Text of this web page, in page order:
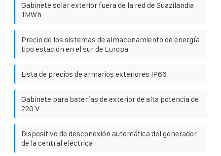
Gabinete solar exterior fuera de la red de Suazilandia
1MWh
Precio de los sistemas de almacenamiento de energía
tipo estación en el sur de Europa
Lista de precios de armarios exteriores IP66
Gabinete para baterías de exterior de alta potencia de
220 V
Dispositivo de desconexión automática del generador
de la central eléctrica